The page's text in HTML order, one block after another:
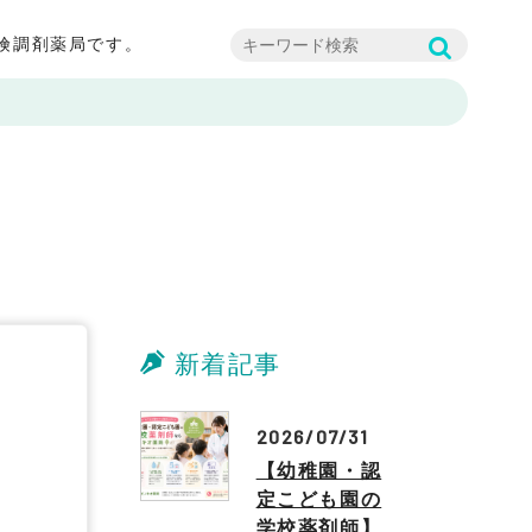
剤薬局です。
新着記事
2026/07/31
【幼稚園・認
定こども園の
学校薬剤師】